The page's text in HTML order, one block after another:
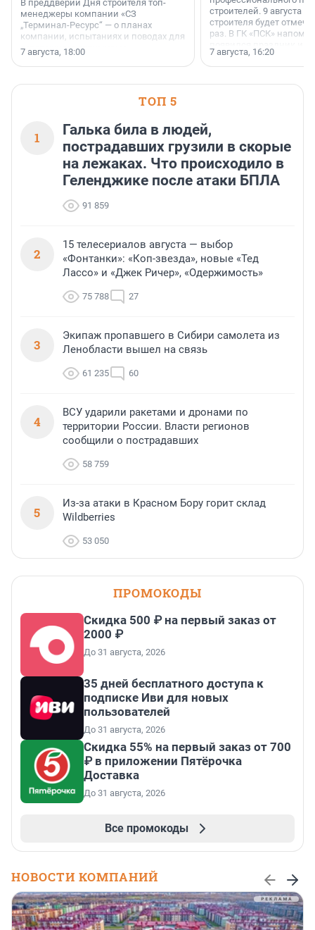
В преддверии Дня строителя топ-
менеджеры компании «СЗ
„Терминал-Ресурс“ — о планах
компании, испытаниях и поводах для
осторожного оптимизма.
7 августа, 18:00
строителей. 9 августа
строителя будет
раз. В ГК «ПСК»
поменялась роль
7 августа, 16:20
ТОП 5
1
Галька била в людей,
пострадавших грузили в скорые
на лежаках. Что происходило в
Геленджике после атаки БПЛА
91 859
2
15 телесериалов августа — выбор
«Фонтанки»: «Коп-звезда», новые «Тед
Лассо» и «Джек Ричер», «Одержимость»
75 788 27
3
Экипаж пропавшего в Сибири самолета из
Ленобласти вышел на связь
61 235 60
4
ВСУ ударили ракетами и дронами по
территории России. Власти регионов
сообщили о пострадавших
58 759
5
Из-за атаки в Красном Бору горит склад
Wildberries
53 050
ПРОМОКОДЫ
Скидка 500 ₽ на первый заказ от
2000 ₽
До 31 августа, 2026
35 дней бесплатного доступа к
подписке Иви для новых
пользователей
До 31 августа, 2026
Скидка 55% на первый заказ от 700
₽ в приложении Пятёрочка
Доставка
До 31 августа, 2026
Все промокоды
НОВОСТИ КОМПАНИЙ